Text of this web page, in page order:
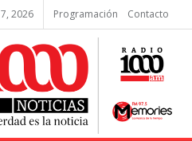
2026 Programación Contacto